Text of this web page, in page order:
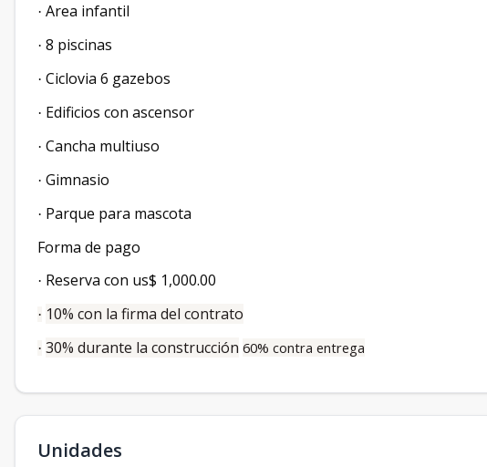
· Area infantil
· 8 piscinas
· Ciclovia 6 gazebos
· Edificios con ascensor
· Cancha multiuso
· Gimnasio
· Parque para mascota
Forma de pago
· Reserva con us$ 1,000.00
· 10% con la firma del contrato
· 30% durante la construcción 60% contra entrega
Unidades